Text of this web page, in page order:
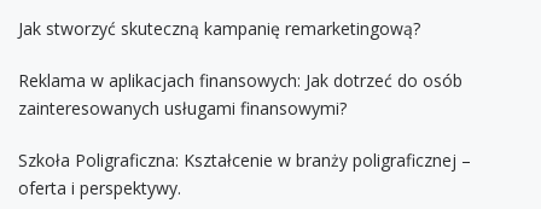
Jak stworzyć skuteczną kampanię remarketingową?
Reklama w aplikacjach finansowych: Jak dotrzeć do osób
zainteresowanych usługami finansowymi?
Szkoła Poligraficzna: Kształcenie w branży poligraficznej –
oferta i perspektywy.